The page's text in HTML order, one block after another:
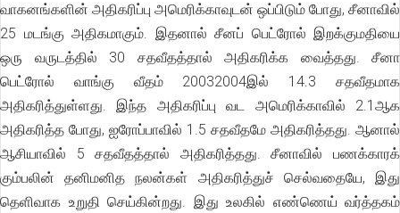
வாகனங்களின் அதிகரிப்பு அமெரிக்காவுடன் ஒப்பிடும் போது, சீனாவில்
25 மடங்கு அதிகமாகும். இதனால் சீனப் பெட்ரோல் இறக்குமதியை
ஒரு வருடத்தில் 30 சதவீதத்தால் அதிகரிக்க வைத்தது. சீனா
பெட்ரோல் வாங்கு வீதம் 20032004இல் 14.3 சதவீதமாக
அதிகரித்துள்ளது. இந்த அதிகரிப்பு வட அமெரிக்காவில் 2.1ஆக
அதிகரித்த போது, ஐரோப்பாவில் 1.5 சதவீதமே அதிகரித்தது. ஆனால்
ஆசியாவில் 5 சதவீதத்தால் அதிகரித்தது. சீனாவில் பணக்காரக்
கும்பலின் தனிமனித நலன்கள் அதிகரித்துச் செல்வதையே, இது
தெளிவாக உறுதி செய்கின்றது. இது உலகில் எண்ணெய் வர்த்தகம்